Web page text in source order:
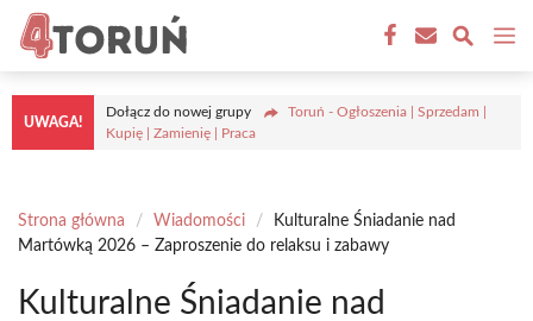
Przejdź
treści
UWAGA!
Dołącz do nowej grupy
Toruń - Ogłoszenia | Sprzedam |
Kupię | Zamienię | Praca
Strona główna / Wiadomości /
Kulturalne Śniadanie nad
Martówką 2026 – Zaproszenie do relaksu i zabawy
Kulturalne Śniadanie nad